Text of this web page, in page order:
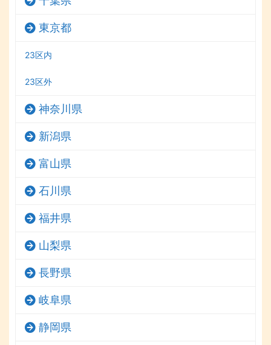
東京都
23区内
23区外
神奈川県
新潟県
富山県
石川県
福井県
山梨県
長野県
岐阜県
静岡県